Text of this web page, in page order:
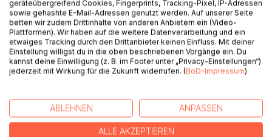
als er der Mysterietruppe von Leila, der Feuerdrachin
erzählte. Aber ein Teil der Truppe hat Leila anders kennen
gelernt und ohne Leila wären die letzten beiden Besuche in
der Drachenwelt wohlmöglich anders ausgegangen. Und
auch jetzt ist die Mysterietruppe auf ihre Hilfe angewiesen,
denn der nächste Weg auf der Karte führt durch die Berge
Leben gelassen haben. Zusätzlich lauert dort auch noch ein
bösartiger Drache...
geräteübergreifend Cookies, Fingerprints, Tracking-Pixel, IP-Adressen
sowie gehashte E-Mail-Adressen genutzt werden. Auf unserer Seite
betten wir zudem Drittinhalte von anderen Anbietern ein (Video-
Plattformen). Wir haben auf die weitere Datenverarbeitung und ein
etwaiges Tracking durch den Drittanbieter keinen Einfluss. Mit deiner
Einstellung willigst du in die oben beschriebenen Vorgänge ein. Du
kannst deine Einwilligung (z. B. im Footer unter „Privacy-Einstellungen“)
jederzeit mit Wirkung für die Zukunft widerrufen. (BoD-Impressum)
ABLEHNEN ANPASSEN
ALLE AKZEPTIEREN